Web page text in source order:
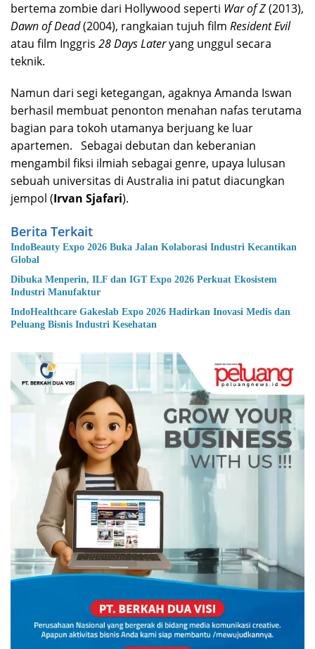
bertema zombie dari Hollywood seperti War of Z(2013),
Dawn of Dead(2004), rangkaian tujuh film Resident Evil
atau film Inggris 28 Days Lateryang unggul secara
teknik.
Namun dari segi ketegangan, agaknya Amanda Iswan
berhasil membuat penonton menahan nafas terutama
bagian para tokoh utamanya berjuang ke luar
apartemen. Sebagai debutan dan keberanian
mengambil fiksi ilmiah sebagai genre, upaya lulusan
sebuah universitas di Australia ini patut diacungkan
jempol (Irvan Sjafari).
Berita Terkait
IndoBeauty Expo 2026 Buka Jalan Kolaborasi Industri Kecantikan
Global
Dibuka Menperin, ILF dan IGT Expo 2026 Perkuat Ekosistem
Industri Manufaktur
IndoHealthcare Gakeslab Expo 2026 Hadirkan Inovasi Medis dan
Peluang Bisnis Industri Kesehatan